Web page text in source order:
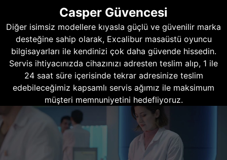
Casper Güvencesi
Diğer isimsiz modellere kıyasla güçlü ve güvenilir marka
desteğine sahip olarak, Excalibur masaüstü oyuncu
bilgisayarları ile kendinizi çok daha güvende hissedin.
Servis ihtiyacınızda cihazınızı adresten teslim alıp, 1 ile
24 saat süre içerisinde tekrar adresinize teslim
edebileceğimiz kapsamlı servis ağımız ile maksimum
müşteri memnuniyetini hedefliyoruz.